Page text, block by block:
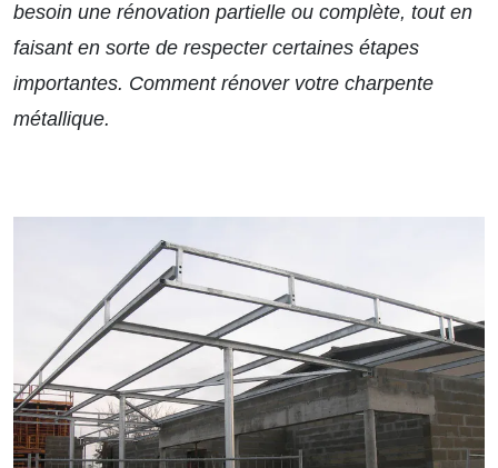
besoin une rénovation partielle ou complète, tout en
faisant en sorte de respecter certaines étapes
importantes. Comment rénover votre charpente
métallique.